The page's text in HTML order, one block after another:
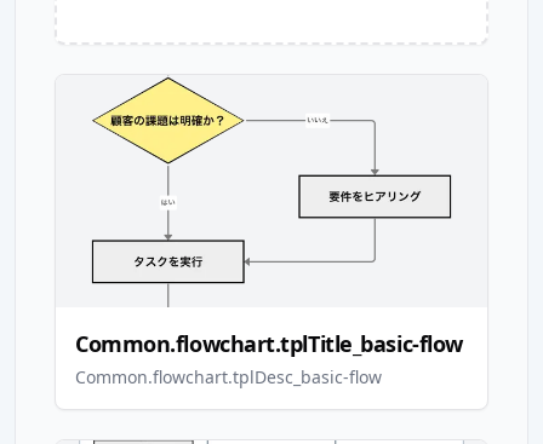
Common.flowchart.tplTitle_basic-flow
Common.flowchart.tplDesc_basic-flow